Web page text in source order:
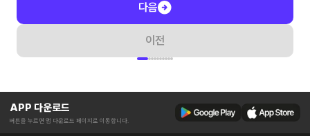
이전
다음
APP 다운로드
버튼을 누르면 앱 다운로드 페이지로 이동합니다.